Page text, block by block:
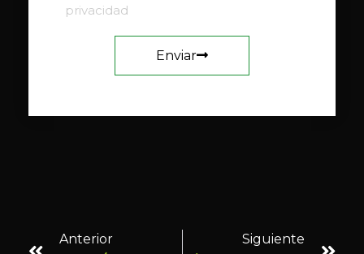
privacidad
Enviar
Anterior Siguiente